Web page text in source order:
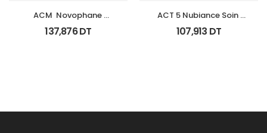
ACM  Novophane
Coffret Anti Chute
(Lotion+Shp+Cp)
137,876DT
ACT 5 Nubiance Soin
Anti Imperfections 30Ml
107,913 DT